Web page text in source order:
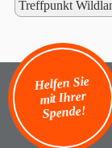
Treffpunkt
Helfen Sie
mit Ihrer
Spende!